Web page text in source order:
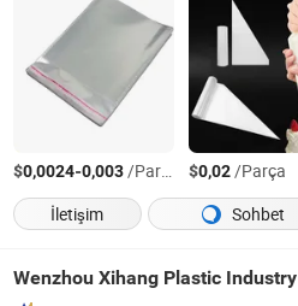
$0,0024-0,003/Parça $0,02/Parça
İletişim
Sohbet
Wenzhou Xihang Plastic